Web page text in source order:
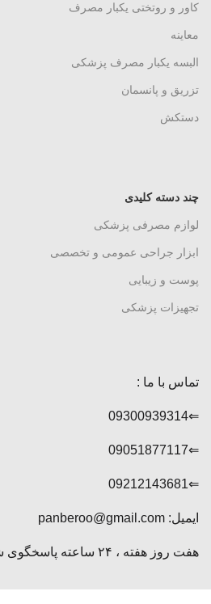
کاور و روتختی یکبار مصرف
معاینه
البسه یکبار مصرف پزشکی
تزریق و پانسمان
دستکش
چند دسته کلیدی
لوازم مصرفی پزشکی
ابزار جراحی عمومی و تخصصی
پوست و زیبایی
تجهیزات پزشکی
تماس با ما :
⇐09300939314
⇐09051877117
⇐09212143681
ایمیل: panberoo@gmail.com
هفت روز هفته ، ۲۴ ساعته پاسخگوی شما هستیم.